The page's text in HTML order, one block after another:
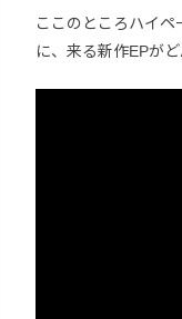
ここのところハイ
に、来る新作EPが